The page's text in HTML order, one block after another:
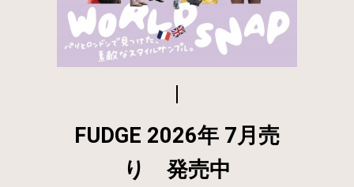
FUDGE 2026年 7月売
り 発売中